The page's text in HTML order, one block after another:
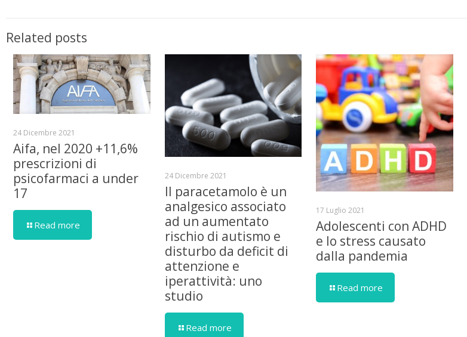
Related posts
24 Dicembre 2021
Aifa, nel 2020 +11,6%
prescrizioni di
psicofarmaci a under
17
Read more
24 Dicembre 2021
Il paracetamolo è un
analgesico associato
ad un aumentato
rischio di autismo e
disturbo da deficit di
attenzione e
iperattività: uno
studio
Read more
17 Luglio 2021
Adolescenti con ADHD
e lo stress causato
dalla pandemia
Read more